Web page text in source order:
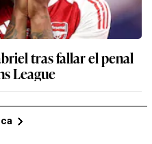
tras fallar el penal
League